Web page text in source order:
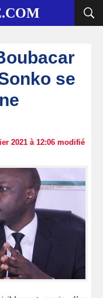
se
2021 à 12:06 modifié